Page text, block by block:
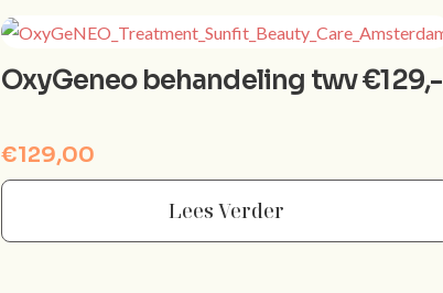
OxyGeneo behandeling twv €129,-
€129,00
Lees Verder